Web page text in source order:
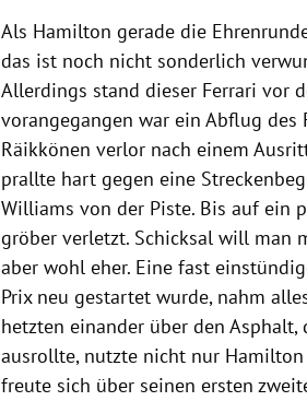
Als Hamilton gerade die
das ist noch nicht sonderlich
Allerdings stand dieser Ferrari vor
vorangegangen war ein Abflug des
Räikkönen verlor nach einem
prallte hart gegen eine
Williams von der Piste. Bis auf ein
gröber verletzt. Schicksal will man
aber wohl eher. Eine fast
Prix neu gestartet wurde, nahm
hetzten einander über den
ausrollte, nutzte nicht nur Hamilton
freute sich über seinen ersten